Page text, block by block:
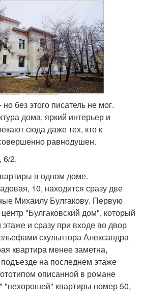
без этого писатель не мог.
дома, яркий интерьер и
сюда даже тех, кто к
равнодушен.
6/2.
в одном доме.
10, находится сразу две
Михаилу Булгакову. Первую
"Булгаковский дом", который
и сразу при входе во двор
скульптора Александра
квартира менее заметна,
на последнем этаже
описанной в романе
"нехорошей" квартиры номер 50,